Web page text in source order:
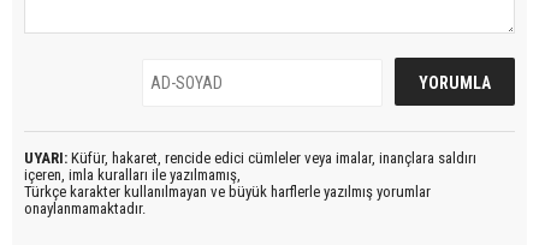
UYARI: Küfür, hakaret, rencide edici cümleler veya imalar, inançlara saldırı
içeren, imla kuralları ile yazılmamış,
Türkçe karakter kullanılmayan ve büyük harflerle yazılmış yorumlar
onaylanmamaktadır.